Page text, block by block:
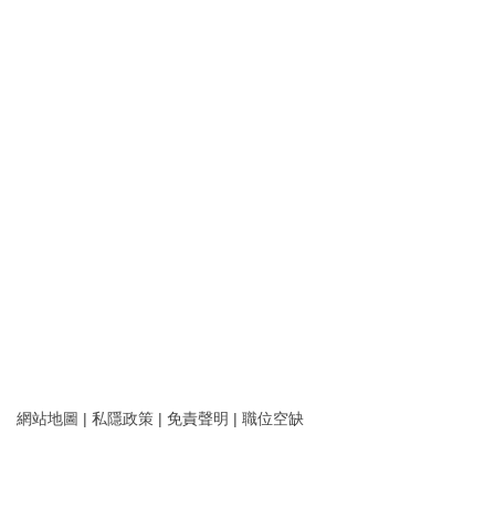
網站地圖 | 私隱政策 | 免責聲明 | 職位空缺